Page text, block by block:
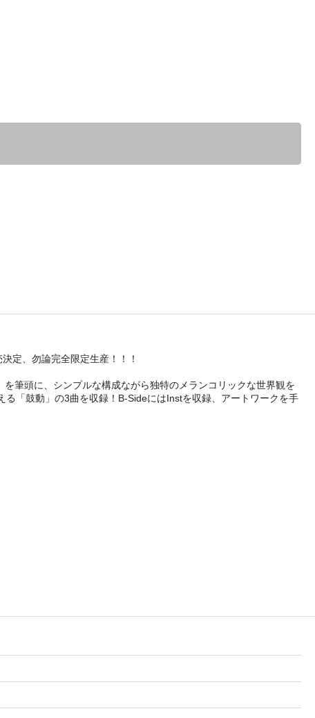
定、勿論完全限定生産！！！
筆頭に、シンプルな構成ながら独特のメランコリックな世界観を
「鼓動」の3曲を収録！B-SideにはInstを収録、アートワークを手